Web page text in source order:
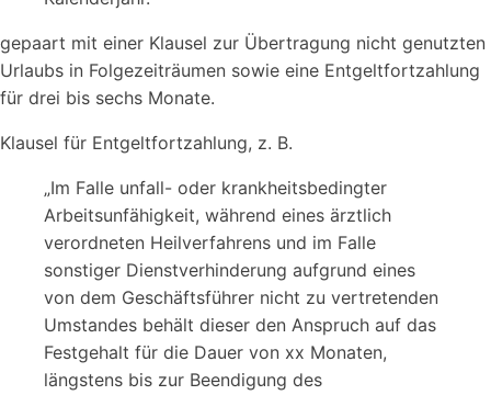
gepaart mit einer Klausel zur Übertragung nicht genutzten
Urlaubs in Folgezeiträumen sowie eine Entgeltfortzahlung
für drei bis sechs Monate.
Klausel für Entgeltfortzahlung, z. B.
„Im Falle unfall- oder krankheitsbedingter
Arbeitsunfähigkeit, während eines ärztlich
verordneten Heilverfahrens und im Falle
sonstiger Dienstverhinderung aufgrund eines
von dem Geschäftsführer nicht zu vertretenden
Umstandes behält dieser den Anspruch auf das
Festgehalt für die Dauer von xx Monaten,
längstens bis zur Beendigung des